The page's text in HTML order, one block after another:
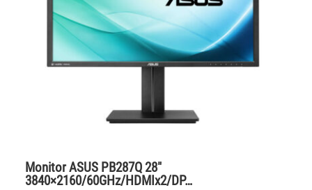
Monitor ASUS PB287Q 28″
3840×2160/60GHz/HDMIx2/DP…